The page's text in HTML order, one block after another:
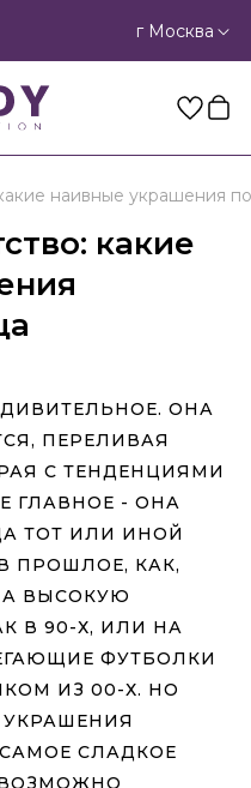
г Москва
наивные украшения
какие
ОНА
ПЕРЕЛИВАЯ
С ТЕНДЕНЦИЯМИ
ГЛАВНОЕ - ОНА
ТОТ ИЛИ ИНОЙ
ПРОШЛОЕ, КАК,
ВЫСОКУЮ
В 90-Х, ИЛИ НА
ФУТБОЛКИ
ИЗ 00-Х. НО
СЛАДКОЕ